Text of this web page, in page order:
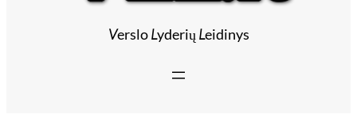
VersloLyderių Leidinys